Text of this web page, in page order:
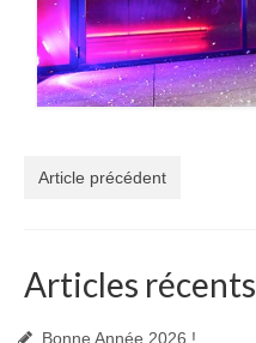
Article précédent
Articles récents
Bonne Année 2026 !